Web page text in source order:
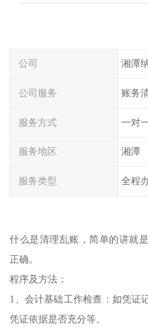
公司 湘潭
公司服务 账务
服务方式 一对
服务地区 湘潭
服务类型 全程
什么是清理乱账，简单的讲就
正确。
程序及方法：
1、会计基础工作检查：如凭证
凭证依据是否充分等。